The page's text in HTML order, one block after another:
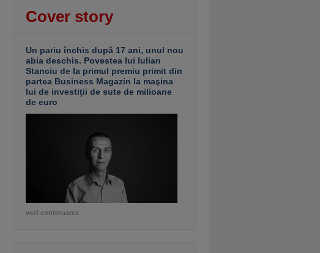
Cover story
Un pariu închis după 17 ani, unul nou
abia deschis. Povestea lui Iulian
Stanciu de la primul premiu primit din
partea Business Magazin la maşina
lui de investiţii de sute de milioane
de euro
vezi continuarea